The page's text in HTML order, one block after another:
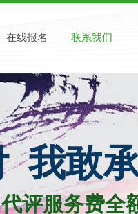
在线报名 联系我们
我敢
评服务费全